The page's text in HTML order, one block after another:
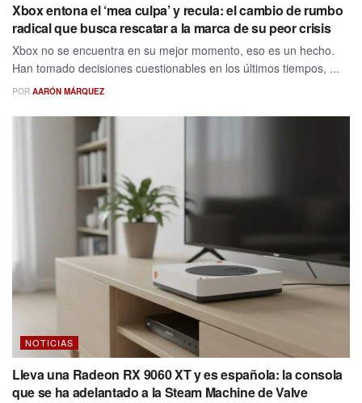
Xbox entona el ‘mea culpa’ y recula: el cambio de rumbo
radical que busca rescatar a la marca de su peor crisis
Xbox no se encuentra en su mejor momento, eso es un hecho.
Han tomado decisiones cuestionables en los últimos tiempos, ...
POR AARÓN MÁRQUEZ
NOTICIAS
Lleva una Radeon RX 9060 XT y es española: la consola
que se ha adelantado a la Steam Machine de Valve